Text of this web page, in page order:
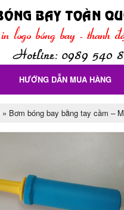
HƯỚNG DẪN MUA HÀNG
» Bơm bóng bay bằng tay cầm –